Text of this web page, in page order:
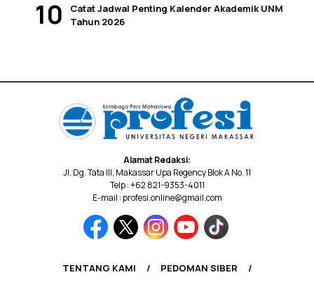
Catat Jadwal Penting Kalender Akademik UNM
Tahun 2026
Alamat Redaksi:
Jl. Dg. Tata III, Makassar Upa Regency Blok A No. 11
Telp : +62 821-9353-4011
E-mail : profesi.online@gmail.com
TENTANG KAMI
PEDOMAN SIBER